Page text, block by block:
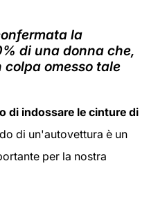
la
di una donna che,
omesso tale
di indossare le cinture di
di un'autovettura è un
per la nostra